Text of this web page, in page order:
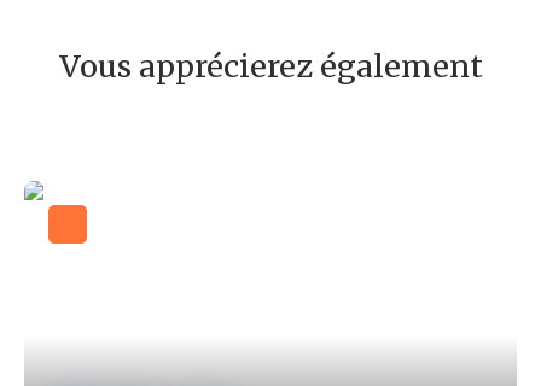
Vous apprécierez également